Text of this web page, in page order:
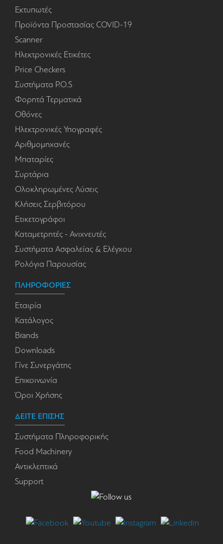
Εκτυπωτές
Προϊόντα Προστασίας COVID-19
Scanner
Ηλεκτρονικές Ετικέτες
Price Checkers
Συστήματα P.O.S
Φορητά Τερματικά
Οθόνες
Ηλεκτρονικές Υπογραφές
Αριθμομηχανές
Μπαταρίες
Συρτάρια
Ολοκληρωμένες Λύσεις
Κλήσεις Σερβιτόρου
Ετικετογράφοι
Καταμετρητές - Ανιχνευτές
Συστήματα Ασφαλείας & Ελέγχου
Ρολόγια Παρουσίας
ΠΛΗΡΟΦΟΡΙΕΣ
Εταιρία
Κατάλογος
Brands
Downloads
Γίνε Συνεργάτης
Επικοινωνία
Όροι Χρήσης
ΔΕΙΤΕ ΕΠΙΣΗΣ
Συστήματα Πληροφορικής
Food Machinery
Αντικλεπτικά
Support